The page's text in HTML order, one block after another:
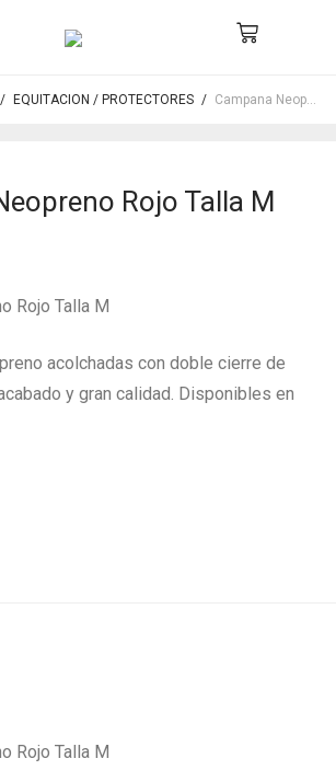
/ EQUITACION / PROTECTORES / Campana Neopreno Rojo Talla M
Rojo Talla M
Rojo Talla M
acolchadas con doble cierre de
y gran calidad. Disponibles en
Rojo Talla M